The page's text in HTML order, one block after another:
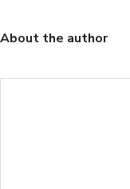
About the author